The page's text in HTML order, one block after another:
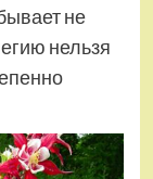
не
нельзя